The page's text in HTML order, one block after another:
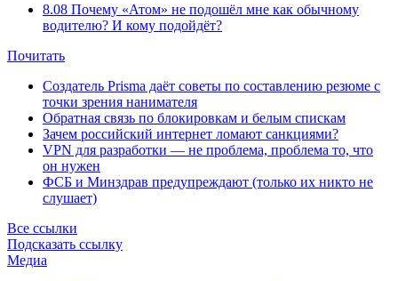
8.08 Почему «Атом» не подошёл мне как обычному
водителю? И кому подойдёт?
Почитать
Создатель Prisma даёт советы по составлению резюме с
точки зрения нанимателя
Обратная связь по блокировкам и белым спискам
Зачем российский интернет ломают санкциями?
VPN для разработки — не проблема, проблема то, что
он нужен
ФСБ и Минздрав предупреждают (только их никто не
слушает)
Все ссылки
Подсказать ссылку
Медиа